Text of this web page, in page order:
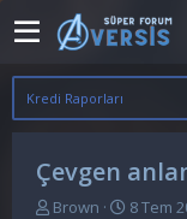
Kredi Raporları
Çevgen
K
Brown
B
8 Tem